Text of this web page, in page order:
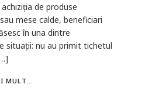
de produse
mese calde, beneficiari
în una dintre
situații: nu au primit tichetul
MULT...